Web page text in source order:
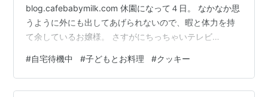
blog.cafebabymilk.com 休園になって４日。 なかなか思
うように外にも出してあげられないので、暇と体力を持
て余しているお嬢様。 さすがにちっちゃいテレビ
ームとか別の方向へシフトするんだろうけど、まだまだ
３歳児。体を動かしたい盛りです。 ってことで、仕事中
ではありますがクッキー作りしました(笑) もちろん、仕
#自宅待機中 #子どもとお料理 #クッキー